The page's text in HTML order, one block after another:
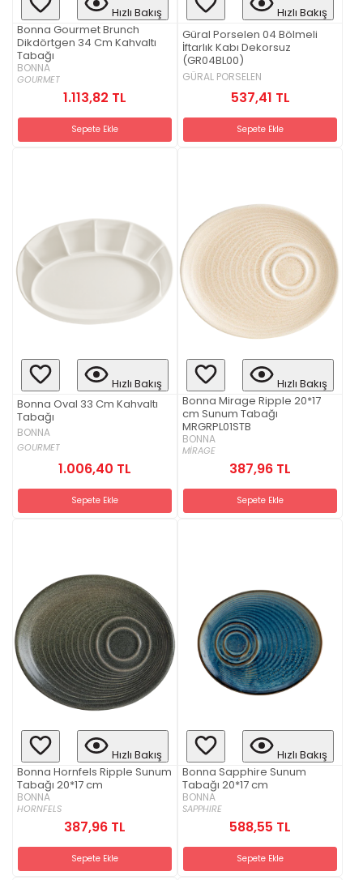
Hızlı Bakış
Bonna Gourmet Brunch
Dikdörtgen 34 Cm Kahvaltı
Tabağı
BONNA
GOURMET
1.113,82 TL
Sepete Ekle
Hızlı Bakış
Güral Porselen 04 Bölmeli
İftarlık Kabı Dekorsuz
(GR04BL00)
GÜRAL PORSELEN
537,41 TL
Sepete Ekle
Hızlı Bakış
Bonna Oval 33 Cm Kahvaltı
Tabağı
BONNA
GOURMET
1.006,40 TL
Sepete Ekle
Hızlı Bakış
Bonna Mirage Ripple 20*17
cm Sunum Tabağı
MRGRPL01STB
BONNA
MİRAGE
387,96 TL
Sepete Ekle
Hızlı Bakış
Bonna Hornfels Ripple Sunum
Tabağı 20*17 cm
BONNA
HORNFELS
387,96 TL
Sepete Ekle
Hızlı Bakış
Bonna Sapphire Sunum
Tabağı 20*17 cm
BONNA
SAPPHIRE
588,55 TL
Sepete Ekle